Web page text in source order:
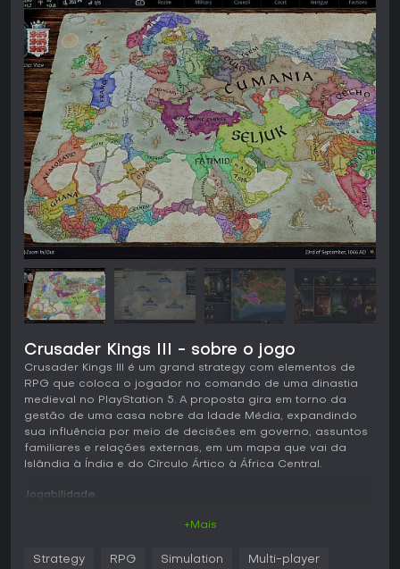
Crusader Kings III - sobre o jogo
Crusader Kings III é um grand strategy com elementos de
RPG que coloca o jogador no comando de uma dinastia
medieval no PlayStation 5. A proposta gira em torno da
gestão de uma casa nobre da Idade Média, expandindo
sua influência por meio de decisões em governo, assuntos
familiares e relações externas, em um mapa que vai da
Islândia à Índia e do Círculo Ártico à África Central.
Jogabilidade
seleciona entre cinco estilos de vida para desenvolver o
+Mais
Strategy RPG Simulation Multi-player